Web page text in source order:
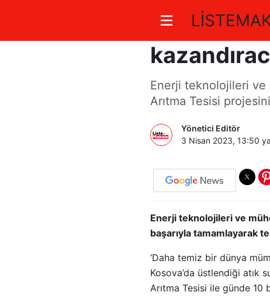
Günde 10
Enerji teknolojileri ve
Arıtma Tesisi
Yönetici Editör
3 Nisan 2023, 13:50
Enerji teknolojileri ve
başarıyla tamamlayarak
‘Daha temiz bir dünya
Kosova’da üstlendiği atık
Arıtma Tesisi ile günde 10